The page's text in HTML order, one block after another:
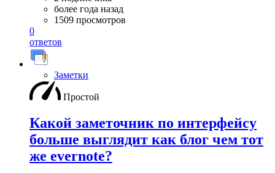
более года назад
1509 просмотров
0
ответов
Заметки
Простой
Какой заметочник по интерфейсу
больше выглядит как блог чем тот
же evernote?